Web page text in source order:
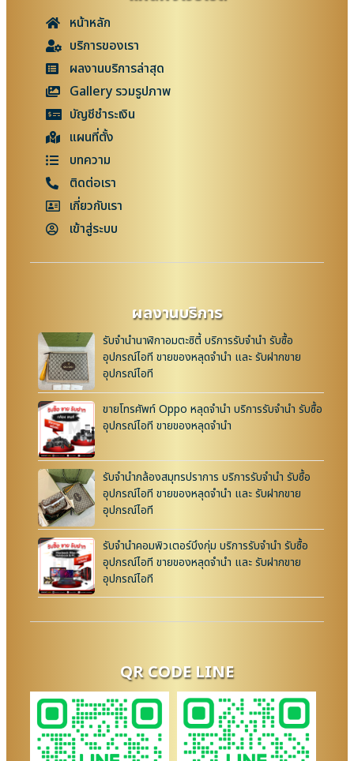
หน้าหลัก
บริการของเรา
ผลงานบริการล่าสุด
Gallery รวมรูปภาพ
บัญชีชำระเงิน
แผนที่ตั้ง
บทความ
ติดต่อเรา
เกี่ยวกับเรา
เข้าสู่ระบบ
ผลงานบริการ
รับจำนำนาฬิกาอมตะซิตี้ บริการรับจำนำ รับซื้อ
อุปกรณ์ไอที ขายของหลุดจำนำ และ รับฝากขาย
อุปกรณ์ไอที
ขายโทรศัพท์ Oppo หลุดจำนำ บริการรับจำนำ รับซื้อ
อุปกรณ์ไอที ขายของหลุดจำนำ
รับจำนำกล้องสมุทรปราการ บริการรับจำนำ รับซื้อ
อุปกรณ์ไอที ขายของหลุดจำนำ และ รับฝากขาย
อุปกรณ์ไอที
รับจำนำคอมพิวเตอร์บึงกุ่ม บริการรับจำนำ รับซื้อ
อุปกรณ์ไอที ขายของหลุดจำนำ และ รับฝากขาย
อุปกรณ์ไอที
QR CODE LINE